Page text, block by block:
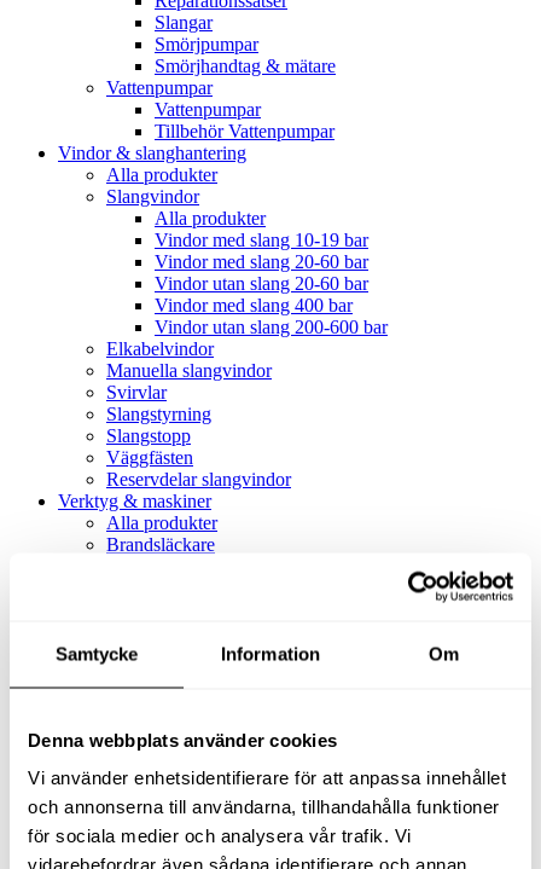
Samtycke Information Om
Denna webbplats använder cookies
Vi använder enhetsidentifierare för att anpassa innehållet
och annonserna till användarna, tillhandahålla funktioner
för sociala medier och analysera vår trafik. Vi
vidarebefordrar även sådana identifierare och annan
Slangar
Smörjpumpar
Smörjhandtag & mätare
Vattenpumpar
Vattenpumpar
Tillbehör Vattenpumpar
Vindor & slanghantering
Alla produkter
Slangvindor
Alla produkter
Vindor med slang 10-19 bar
Vindor med slang 20-60 bar
Vindor utan slang 20-60 bar
Vindor med slang 400 bar
Vindor utan slang 200-600 bar
Elkabelvindor
Manuella slangvindor
Svirvlar
Slangstyrning
Slangstopp
Väggfästen
Reservdelar slangvindor
Verktyg & maskiner
Alla produkter
Brandsläckare
Alla produkter
Slangfäste
Textil- & Våtdammsugare
Tillbehör Textil- & våtdammsugare
Adaptrar
Dammsugare